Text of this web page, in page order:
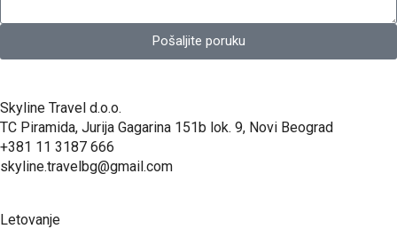
Pošaljite poruku
Skyline Travel d.o.o.
TC Piramida, Jurija Gagarina 151b lok. 9, Novi Beograd
+381 11 3187 666
skyline.travelbg@gmail.com
Letovanje